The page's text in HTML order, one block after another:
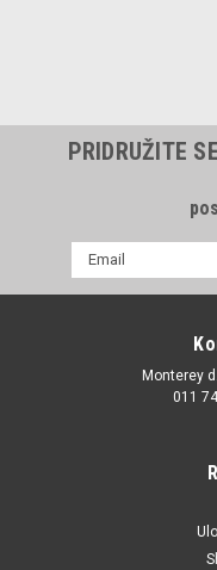
583021GA00
PRIDRUŽITE
mail
Monterey
011